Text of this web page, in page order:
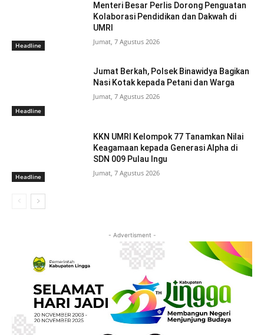
Headline
Menteri Besar Perlis Dorong Penguatan
Kolaborasi Pendidikan dan Dakwah di
UMRI
Jumat, 7 Agustus 2026
Headline
Jumat Berkah, Polsek Binawidya Bagikan
Nasi Kotak kepada Petani dan Warga
Jumat, 7 Agustus 2026
Headline
KKN UMRI Kelompok 77 Tanamkan Nilai
Keagamaan kepada Generasi Alpha di
SDN 009 Pulau Ingu
Jumat, 7 Agustus 2026
- Advertisment -